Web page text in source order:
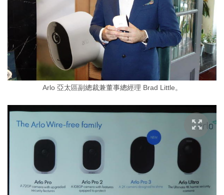
Arlo 亞太區副總裁兼董事總經理 Brad Little。